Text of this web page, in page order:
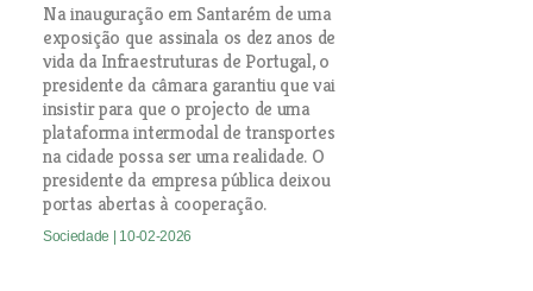
Na inauguração em Santarém de uma
exposição que assinala os dez anos de
vida da Infraestruturas de Portugal, o
presidente da câmara garantiu que vai
insistir para que o projecto de uma
plataforma intermodal de transportes
na cidade possa ser uma realidade. O
presidente da empresa pública deixou
portas abertas à cooperação.
Sociedade | 10-02-2026